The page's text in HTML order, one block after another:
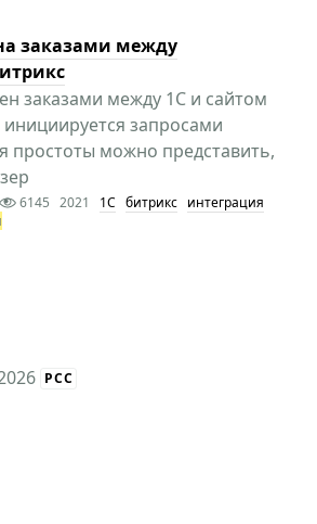
заказами между
заказами между 1С и сайтом
инициируется запросами
простоты можно представить,
6145 2021 1С битрикс интеграция
РСС